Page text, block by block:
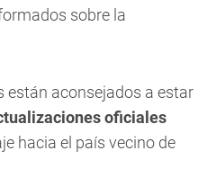
sobre la
están aconsejados a estar
oficiales
hacia el país vecino de